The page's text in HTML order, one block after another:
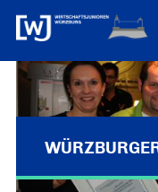
Über uns